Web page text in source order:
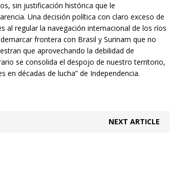
sin justificación histórica que le
Una decisión política con claro exceso de
al regular la navegación internacional de los ríos
frontera con Brasil y Surinam que no
que aprovechando la debilidad de
se consolida el despojo de nuestro territorio,
en décadas de lucha” de Independencia.
NEXT ARTICLE